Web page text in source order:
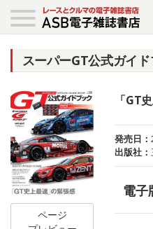
スーパーGT公式ガイ
ページ
「GT
発売日：
出版社：
電子